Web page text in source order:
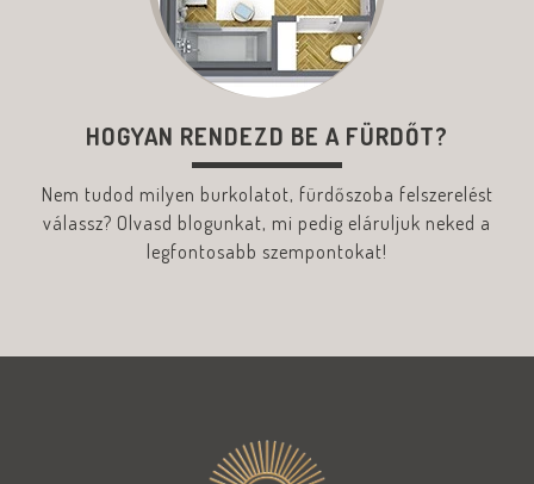
HOGYAN RENDEZD BE A FÜRDŐT?
Nem tudod milyen burkolatot, fürdőszoba felszerelést
válassz? Olvasd blogunkat, mi pedig eláruljuk neked a
legfontosabb szempontokat!